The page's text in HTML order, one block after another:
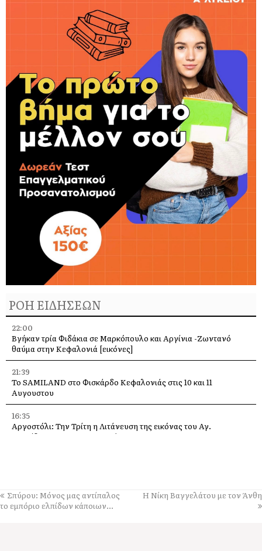
ΡΟΗ ΕΙΔΗΣΕΩΝ
22:00
Βγήκαν τρία Φιδάκια σε Μαρκόπουλο και Αργίνια -Ζωντανό
θαύμα στην Κεφαλονιά [εικόνες]
21:39
Το SAMILAND στο Φισκάρδο Κεφαλονιάς στις 10 και 11
Αυγουστου
16:35
Αργοστόλι: Την Τρίτη η Λιτάνευση της εικόνας του Αγ.
Σπυρίδωνα για τους σεισμούς του 53
13:40
Γιάννης Τρεπεκλής: Τιμή στη μνήμη του Αθανασίου Μπεσλεμέ
και σε όσους δίνουν τη μάχη με τις φλόγες
Σπύρου: Μόνος μας αντίπαλος
το εμπόριο ελπίδων κάποιων…
Η Νίκη Βαγγελάτου με τον Άνθη